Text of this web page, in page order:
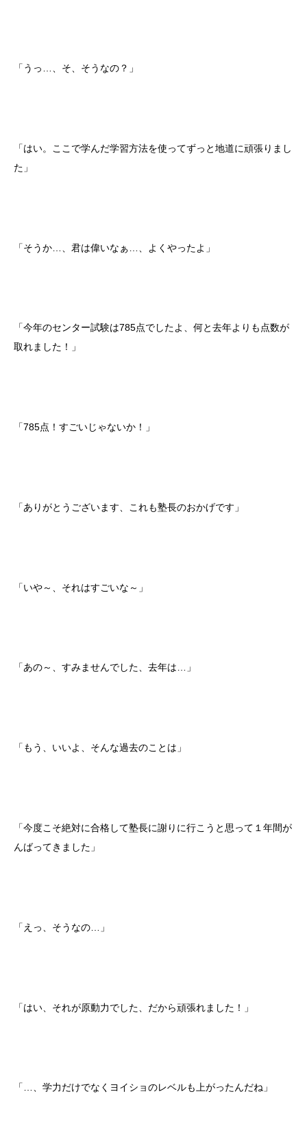
「うっ…、そ、そうなの？」
「はい。ここで学んだ学習方法を使ってずっと地道に頑張りまし
た」
「そうか…、君は偉いなぁ…、よくやったよ」
「今年のセンター試験は785点でしたよ、何と去年よりも点数が
取れました！」
「785点！すごいじゃないか！」
「ありがとうございます、これも塾長のおかげです」
「いや～、それはすごいな～」
「あの～、すみませんでした、去年は…」
「もう、いいよ、そんな過去のことは」
「今度こそ絶対に合格して塾長に謝りに行こうと思って１年間が
んばってきました」
「えっ、そうなの…」
「はい、それが原動力でした、だから頑張れました！」
「…、学力だけでなくヨイショのレベルも上がったんだね」